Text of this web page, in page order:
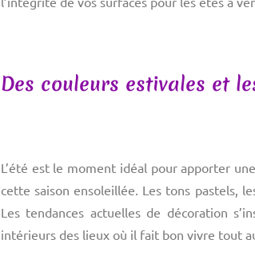
Des couleurs estivales et
L’été est le moment idéal pour apporter
cette saison ensoleillée. Les tons pastels,
Les tendances actuelles de décoration
intérieurs des lieux où il fait bon vivre tout